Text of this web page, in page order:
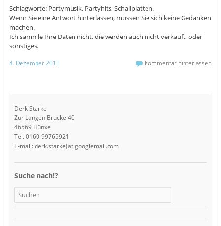
Schlagworte: Partymusik, Partyhits, Schallplatten.
Wenn Sie eine Antwort hinterlassen, müssen Sie sich keine Gedanken
machen.
Ich sammle Ihre Daten nicht, die werden auch nicht verkauft, oder
sonstiges.
4. Dezember 2015 Kommentar hinterlassen
Derk Starke
Zur Langen Brücke 40
46569 Hünxe
Tel. 0160-99765921
E-mail: derk.starke(at)googlemail.com
Suche nach!?